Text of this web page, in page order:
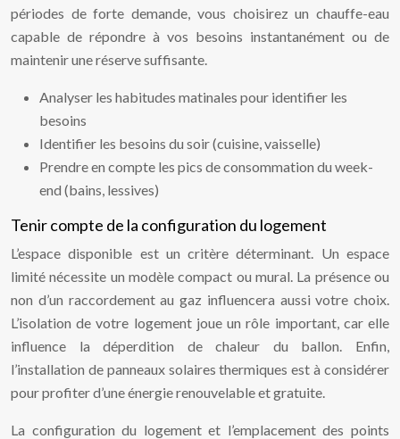
périodes de forte demande, vous choisirez un chauffe-eau
capable de répondre à vos besoins instantanément ou de
maintenir une réserve suffisante.
Analyser les habitudes matinales pour identifier les
besoins
Identifier les besoins du soir (cuisine, vaisselle)
Prendre en compte les pics de consommation du week-
end (bains, lessives)
Tenir compte de la configuration du logement
L’espace disponible est un critère déterminant. Un espace
limité nécessite un modèle compact ou mural. La présence ou
non d’un raccordement au gaz influencera aussi votre choix.
L’isolation de votre logement joue un rôle important, car elle
influence la déperdition de chaleur du ballon. Enfin,
l’installation de panneaux solaires thermiques est à considérer
pour profiter d’une énergie renouvelable et gratuite.
La configuration du logement et l’emplacement des points